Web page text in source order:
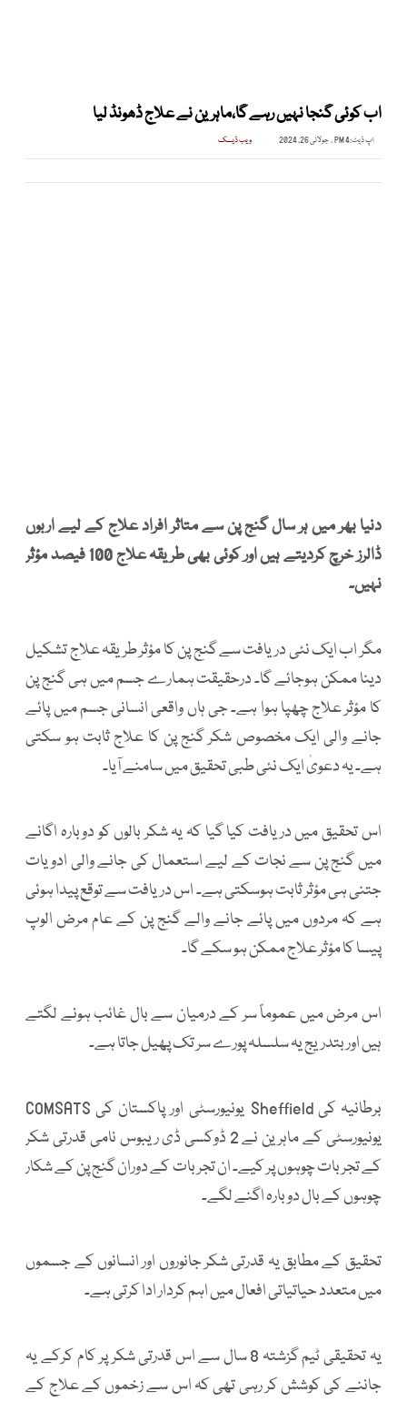
اب کوئی گنجا نہیں رہے گا،ماہرین نے علاج ڈھونڈ لیا
اپ ڈیٹ:4 PM , جولائی 26, 2024 ویب ڈیسک
دنیا بھر میں ہر سال گنج پن سے متاثر افراد علاج کے لیے اربوں
ڈالرز خرچ کردیتے ہیں اور کوئی بھی طریقہ علاج 100 فیصد مؤثر
نہیں۔
مگر اب ایک نئی دریافت سے گنج پن کا مؤثر طریقہ علاج تشکیل
دینا ممکن ہوجائے گا۔ درحقیقت ہمارے جسم میں ہی گنج پن
کا مؤثر علاج چھپا ہوا ہے۔ جی ہاں واقعی انسانی جسم میں پائے
جانے والی ایک مخصوص شکر گنج پن کا علاج ثابت ہو سکتی
ہے۔ یہ دعویٰ ایک نئی طبی تحقیق میں سامنے آیا۔
اس تحقیق میں دریافت کیا گیا کہ یہ شکر بالوں کو دوبارہ اگانے
میں گنج پن سے نجات کے لیے استعمال کی جانے والی ادویات
جتنی ہی مؤثر ثابت ہوسکتی ہے۔ اس دریافت سے توقع پیدا ہوئی
ہے کہ مردوں میں پائے جانے والے گنج پن کے عام مرض الوپ
پیسا کا مؤثر علاج ممکن ہو سکے گا۔
اس مرض میں عموماً سر کے درمیان سے بال غائب ہونے لگتے
ہیں اور بتدریج یہ سلسلہ پورے سر تک پھیل جاتا ہے۔
برطانیہ کی Sheffield یونیورسٹی اور پاکستان کی COMSATS
یونیورسٹی کے ماہرین نے 2 ڈوکسی ڈی ریبوس نامی قدرتی شکر
کے تجربات چوہوں پر کیے۔ ان تجربات کے دوران گنج پن کے شکار
چوہوں کے بال دوبارہ اگنے لگے۔
تحقیق کے مطابق یہ قدرتی شکر جانوروں اور انسانوں کے جسموں
میں متعدد حیاتیاتی افعال میں اہم کردار ادا کرتی ہے۔
یہ تحقیقی ٹیم گزشتہ 8 سال سے اس قدرتی شکر پر کام کرکے یہ
جاننے کی کوشش کر رہی تھی کہ اس سے زخموں کے علاج کے